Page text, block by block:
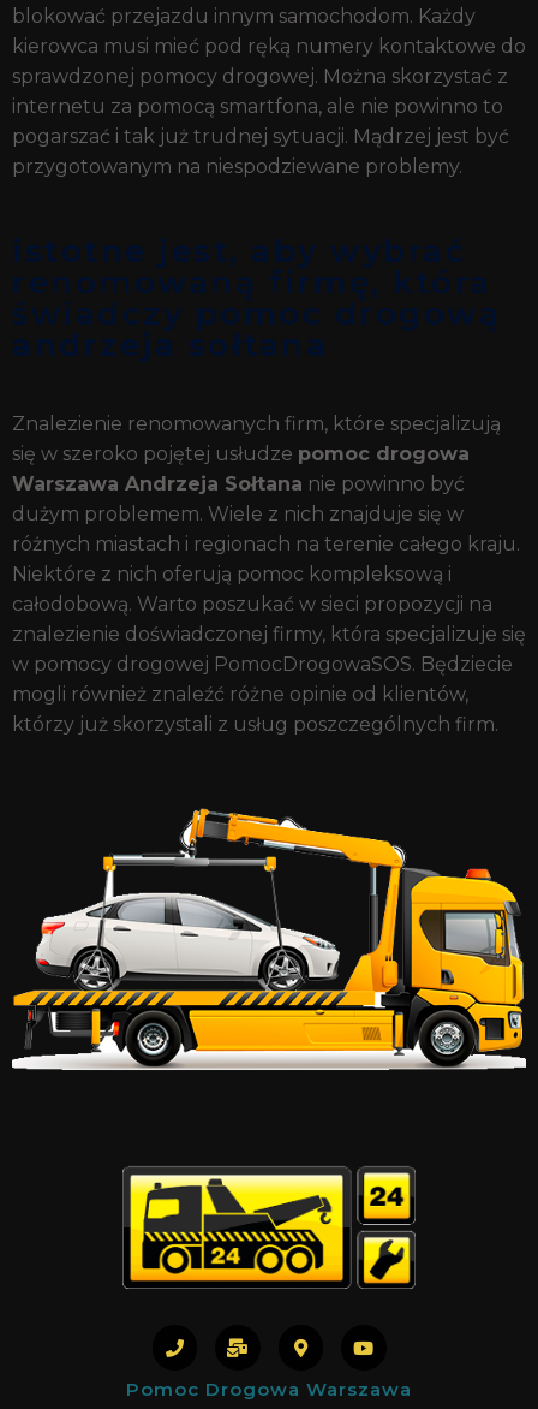
blokować przejazdu innym samochodom. Każdy
kierowca musi mieć pod ręką numery kontaktowe do
sprawdzonej pomocy drogowej. Można skorzystać z
internetu za pomocą smartfona, ale nie powinno to
pogarszać i tak już trudnej sytuacji. Mądrzej jest być
przygotowanym na niespodziewane problemy.
istotne jest, aby wybrać
renomowaną firmę, która
świadczy pomoc drogową
andrzeja sołtana
Znalezienie renomowanych firm, które specjalizują
się w szeroko pojętej usłudze pomoc drogowa
Warszawa Andrzeja Sołtana nie powinno być
dużym problemem. Wiele z nich znajduje się w
różnych miastach i regionach na terenie całego kraju.
Niektóre z nich oferują pomoc kompleksową i
całodobową. Warto poszukać w sieci propozycji na
znalezienie doświadczonej firmy, która specjalizuje się
w pomocy drogowej PomocDrogowaSOS. Będziecie
mogli również znaleźć różne opinie od klientów,
którzy już skorzystali z usług poszczególnych firm.
Pomoc Drogowa Warszawa